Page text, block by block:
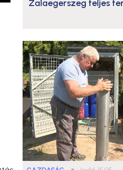
Zalaegerszeg teljes